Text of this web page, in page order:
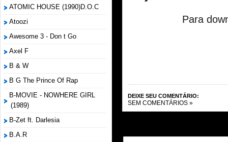
ATOMIC HOUSE (1990)D.O.C
Atoozi
Awesome 3 - Don t Go
Axel F
B & W
B G The Prince Of Rap
B-MOVIE - NOWHERE GIRL
(1989)
B-Zet ft. Darlesia
B.A.R
Para
DEIXE SEU COMENTÁRIO:
SEM COMENTÁRIOS »